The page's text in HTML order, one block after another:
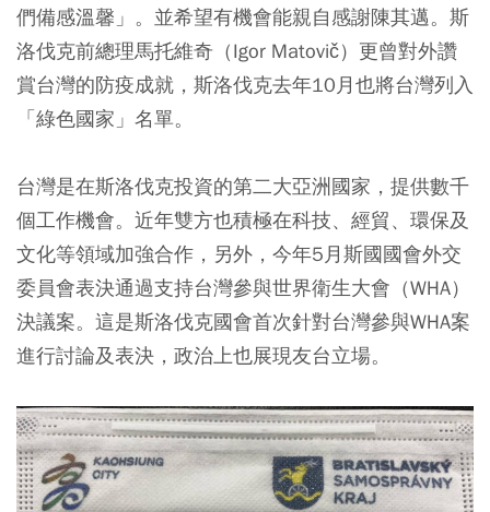
們備感溫馨」。並希望有機會能親自感謝陳其邁。斯
洛伐克前總理馬托維奇（Igor Matovič）更曾對外讚
賞台灣的防疫成就，斯洛伐克去年10月也將台灣列入
「綠色國家」名單。
台灣是在斯洛伐克投資的第二大亞洲國家，提供數千
個工作機會。近年雙方也積極在科技、經貿、環保及
文化等領域加強合作，另外，今年5月斯國國會外交
委員會表決通過支持台灣參與世界衛生大會（WHA）
決議案。這是斯洛伐克國會首次針對台灣參與WHA案
進行討論及表決，政治上也展現友台立場。